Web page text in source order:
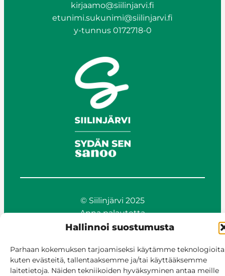
Hallinnoi suostumusta
Parhaan kokemuksen tarjoamiseksi käytämme
kuten evästeitä, tallentaaksemme ja/tai käyttääksemme
laitetietoja. Näiden tekniikoiden hyväksyminen antaa meille
kirjaamo@siilinjarvi.fi
etunimi.sukunimi@siilinjarvi.fi
y-tunnus 0172718-0
© Siilinjärvi 2025
Anna palautetta
Asioi verkossa
Saavutettavuus
Evästekäytäntö